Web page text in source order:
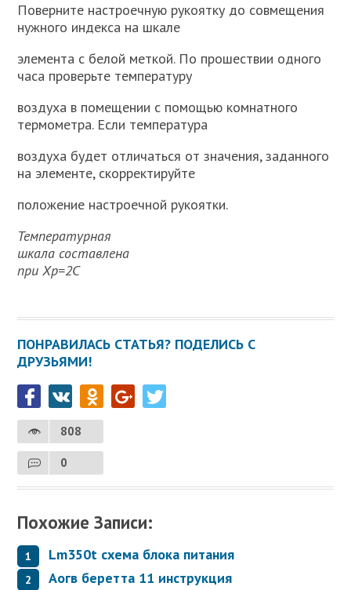
Поверните настроечную рукоятку до совмещения
нужного индекса на шкале
элемента с белой меткой. По прошествии одного
часа проверьте температуру
воздуха в помещении с помощью комнатного
термометра. Если температура
воздуха будет отличаться от значения, заданного
на элементе, скорректируйте
положение настроечной рукоятки.
Температурная
шкала составлена
при Хр=2С
ПОНРАВИЛАСЬ СТАТЬЯ? ПОДЕЛИСЬ С
ДРУЗЬЯМИ!
808
0
Похожие Записи:
Lm350t схема блока питания
Аогв беретта 11 инструкция